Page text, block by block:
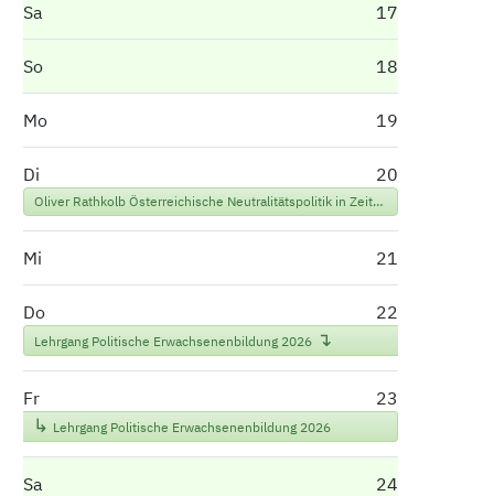
Sa 17
So 18
Mo 19
Di 20
Oliver Rathkolb Österreichische Neutralitätspolitik in Zeiten globaler Machtpolitik
Mi 21
Do 22
Lehrgang Politische Erwachsenenbildung 2026
Fr 23
Lehrgang Politische Erwachsenenbildung 2026
Sa 24